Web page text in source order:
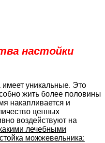
настойки
уникальные. Это
жить более половины
накапливается и
ценных
воздействуют на
лечебными
можжевельника: